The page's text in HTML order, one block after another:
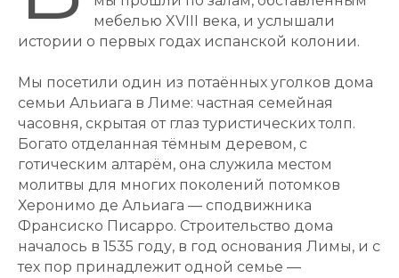
мебелью XVIII века, и услышали
истории о первых годах испанской колонии.
Мы посетили один из потаённых уголков дома
семьи Альиага в Лиме: частная семейная
часовня, скрытая от глаз туристических толп.
Богато отделанная тёмным деревом, с
готическим алтарём, она служила местом
молитвы для многих поколений потомков
Херонимо де Альиага — сподвижника
Франсиско Писарро. Строительство дома
началось в 1535 году, в год основания Лимы, и с
тех пор принадлежит одной семье —